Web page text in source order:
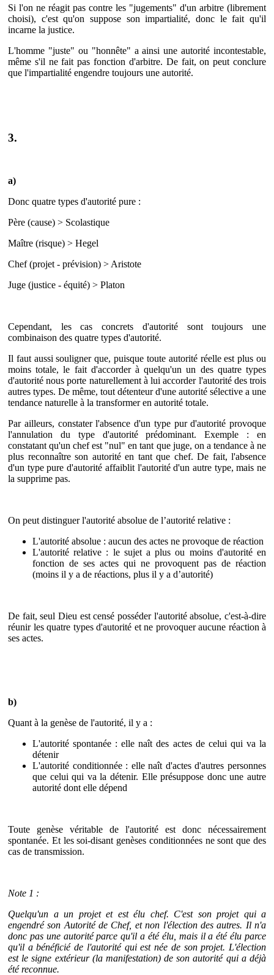
Si l'on ne réagit pas contre les "jugements" d'un arbitre (librement
choisi), c'est qu'on suppose son impartialité, donc le fait qu'il
incarne la justice.
L'homme "juste" ou "honnête" a ainsi une autorité incontestable,
même s'il ne fait pas fonction d'arbitre. De fait, on peut conclure
que l'impartialité engendre toujours une autorité.
3.
a)
Donc quatre types d'autorité pure :
Père (cause) > Scolastique
Maître (risque) > Hegel
Chef (projet - prévision) > Aristote
Juge (justice - équité) > Platon
Cependant, les cas concrets d'autorité sont toujours une
combinaison des quatre types d'autorité.
Il faut aussi souligner que, puisque toute autorité réelle est plus ou
moins totale, le fait d'accorder à quelqu'un un des quatre types
d'autorité nous porte naturellement à lui accorder l'autorité des trois
autres types. De même, tout détenteur d'une autorité sélective a une
tendance naturelle à la transformer en autorité totale.
Par ailleurs, constater l'absence d'un type pur d'autorité provoque
l'annulation du type d'autorité prédominant. Exemple : en
constatant qu'un chef est "nul" en tant que juge, on a tendance à ne
plus reconnaître son autorité en tant que chef. De fait, l'absence
d'un type pure d'autorité affaiblit l'autorité d'un autre type, mais ne
la supprime pas.
On peut distinguer l'autorité absolue de l’autorité relative :
L'autorité absolue : aucun des actes ne provoque de réaction
L'autorité relative : le sujet a plus ou moins d'autorité en
fonction de ses actes qui ne provoquent pas de réaction
(moins il y a de réactions, plus il y a d’autorité)
De fait, seul Dieu est censé posséder l'autorité absolue, c'est-à-dire
réunir les quatre types d'autorité et ne provoquer aucune réaction à
ses actes.
b)
Quant à la genèse de l'autorité, il y a :
L'autorité spontanée : elle naît des actes de celui qui va la
détenir
L'autorité conditionnée: elle naît d'actes d'autres personnes
que celui qui va la détenir. Elle présuppose donc une autre
autorité dont elle dépend
Toute genèse véritable de l'autorité est donc nécessairement
spontanée. Et les soi-disant genèses conditionnées ne sont que des
cas de transmission.
Note 1 :
Quelqu'un a un projet et est élu chef. C'est son projet qui a
engendré son Autorité de Chef, et non l'élection des autres. Il n'a
donc pas une autorité parce qu'il a été élu, mais il a été élu parce
qu'il a bénéficié de l'autorité qui est née de son projet. L'élection
est le signe extérieur (la manifestation) de son autorité qui a déjà
été reconnue.